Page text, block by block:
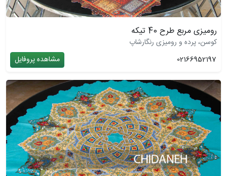
رومیزی مربع طرح 40 تیکه
کوسن، پرده و رومیزی رنگارشاپ
02166952197
مشاهده پروفایل